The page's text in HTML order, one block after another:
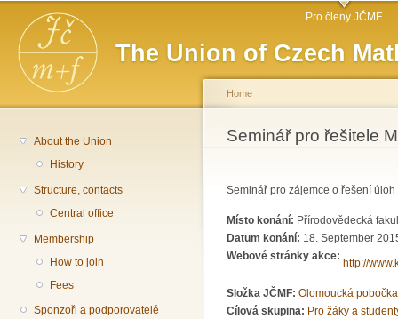
The Union of Czech
Main menu Pro členy JČMF
About the Union
History
Structure, contacts
Central office
Membership
How to join
Fees
Sponzoři a podporovatelé
You are here
Home
Seminář pro řešitele
Seminář pro zájemce o řešení
Místo konání: Přírodovědecká
Datum konání: 18. September
Webové stránky akce:
http://
Složka JČMF: Olomoucká pobočka
Cílová skupina: Pro žáky a